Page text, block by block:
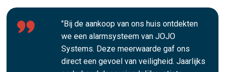
"Bij de aankoop van ons huis ontdekten
we een alarmsysteem van JOJO
Systems. Deze meerwaarde gaf ons
direct een gevoel van veiligheid. Jaarlijks